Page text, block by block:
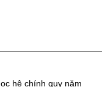
hệ chính quy năm